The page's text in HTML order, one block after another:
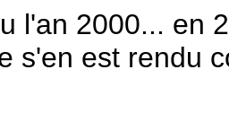
l'an 2000... en
s'en est rendu